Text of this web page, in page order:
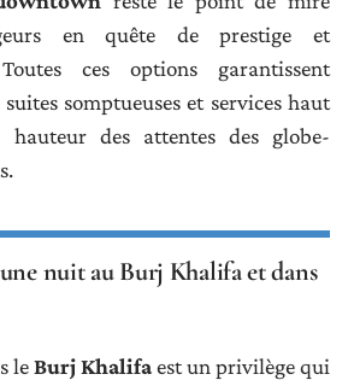
en quête de prestige et
Toutes ces options garantissent
somptueuses et services haut
des attentes des globe-
nuit au Burj Khalifa et dans
leBurj Khalifaest un privilège qui